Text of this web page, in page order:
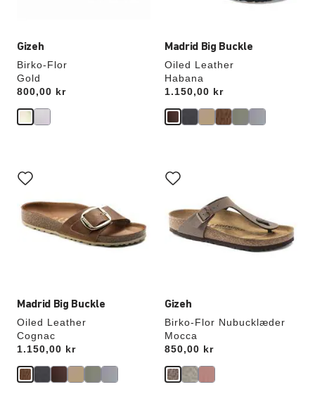
Gizeh
Birko-Flor
Gold
Price:
800,00 kr
Madrid Big Buckle
Oiled Leather
Habana
Price:
1.150,00 kr
Madrid Big Buckle
Oiled Leather
Cognac
Price:
1.150,00 kr
med
prøvefarver
opdatere
produktbilledet
Gizeh
Birko-Flor Nubucklæder
Mocca
Price:
850,00 kr
med
prøvefarver
opdatere
produktbilledet